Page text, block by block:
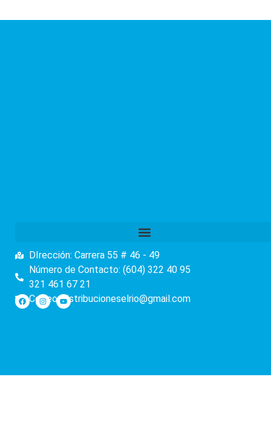
DIrección: Carrera 55 # 46 - 49
Número de Contacto: (604) 322 40 95
321 461 67 21
Correo: distribucioneselrio@gmail.com